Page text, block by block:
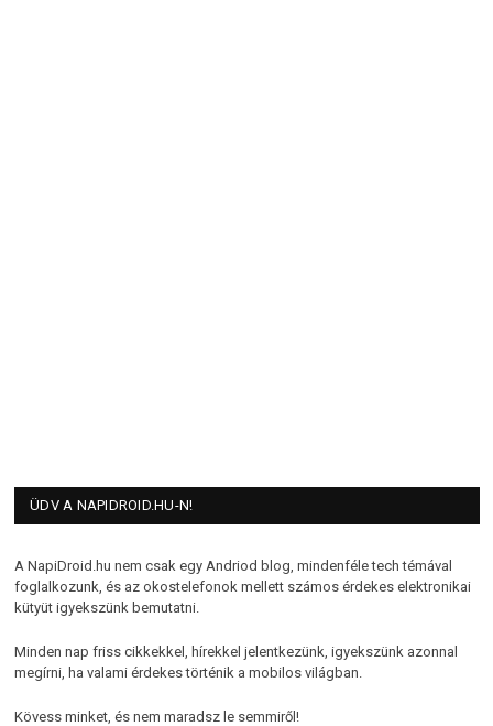
ÜDV A NAPIDROID.HU-N!
A NapiDroid.hu nem csak egy Andriod blog, mindenféle tech témával
foglalkozunk, és az okostelefonok mellett számos érdekes elektronikai
kütyüt igyekszünk bemutatni.
Minden nap friss cikkekkel, hírekkel jelentkezünk, igyekszünk azonnal
megírni, ha valami érdekes történik a mobilos világban.
Kövess minket, és nem maradsz le semmiről!